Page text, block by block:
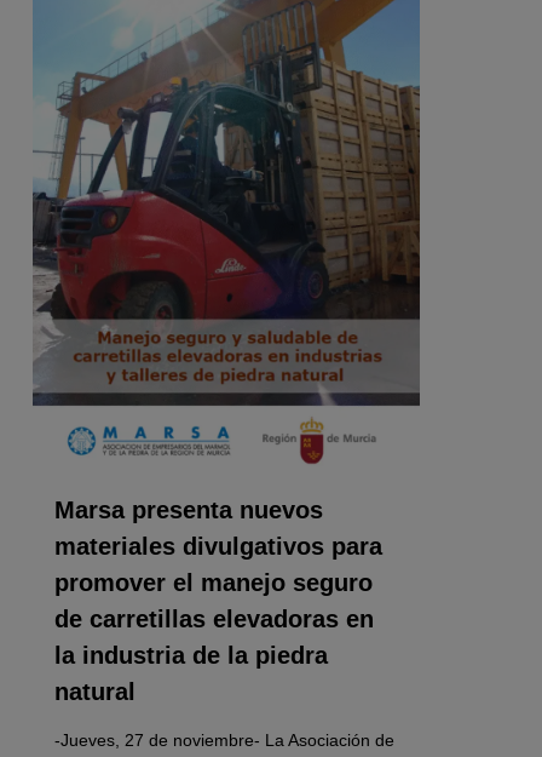
Marsa presenta nuevos
materiales divulgativos para
promover el manejo seguro
de carretillas elevadoras en
la industria de la piedra
natural
-Jueves, 27 de noviembre- La Asociación de